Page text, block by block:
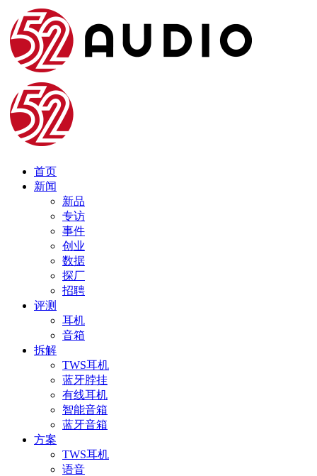
首页
新闻
新品
专访
事件
创业
数据
探厂
招聘
评测
耳机
音箱
拆解
TWS耳机
蓝牙脖挂
有线耳机
智能音箱
蓝牙音箱
方案
TWS耳机
语音